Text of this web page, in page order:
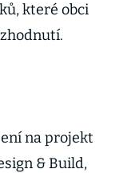
které obci
na projekt
& Build,